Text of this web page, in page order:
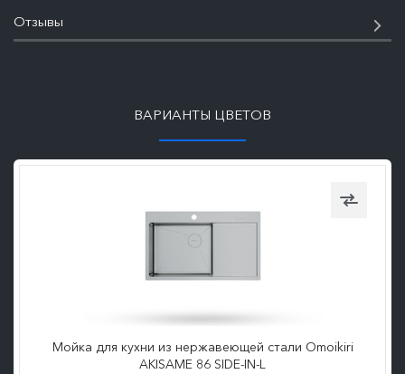
Отзывы
ВАРИАНТЫ ЦВЕТОВ
Мойка для кухни из нержавеющей стали Omoikiri
AKISAME 86 SIDE-IN-L